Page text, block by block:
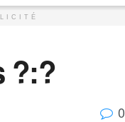
?:?
0